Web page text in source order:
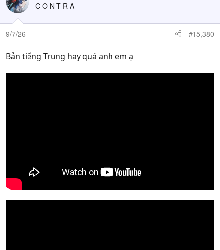
C O N T R A
9/7/26 #15,380
Bản tiếng Trung hay quá anh em ạ